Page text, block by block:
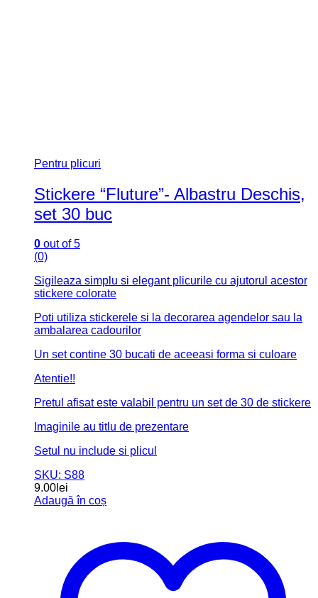
Pentru plicuri
Stickere “Fluture”- Albastru Deschis,
set 30 buc
0 out of 5
(0)
Sigileaza simplu si elegant plicurile cu ajutorul acestor
stickere colorate
Poti utiliza stickerele si la decorarea agendelor sau la
ambalarea cadourilor
Un set contine 30 bucati de aceeasi forma si culoare
Atentie!!
Pretul afisat este valabil pentru un set de 30 de stickere
Imaginile au titlu de prezentare
Setul nu include si plicul
SKU: S88
9.00 lei
Adaugă în coș